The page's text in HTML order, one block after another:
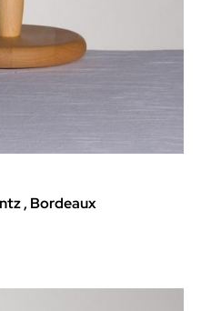
, Bordeaux